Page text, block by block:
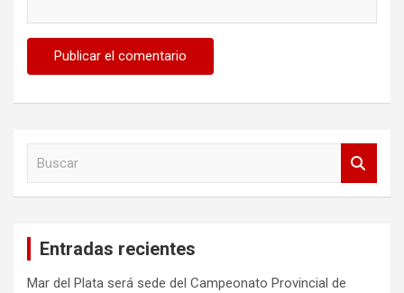
Entradas recientes
Mar del Plata será sede del Campeonato Provincial de